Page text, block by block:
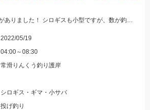
朝マズメに小サバの回遊がありました！ シロギスも小型ですが、数が釣れていますよ！
2022/05/19
04:00～08:30
常滑りんくう釣り護岸
シロギス・ギマ・小サバ
投げ釣り